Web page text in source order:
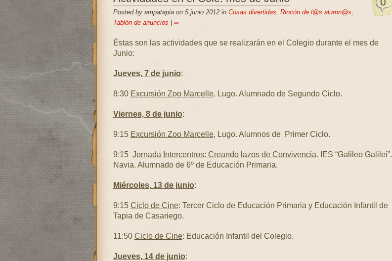
Posted by ampatapia on 5 junio 2012 in Cosas divertidas, Rincón de l@s alumn@s,
Tablón de anuncios
∞
Éstas son las actividades que se realizarán en el Colegio durante el mes de
Junio:
Jueves, 7 de junio:
8:30 Excursión Zoo Marcelle, Lugo. Alumnado de Segundo Ciclo.
Viernes, 8 de junio:
9:15 Excursión Zoo Marcelle, Lugo. Alumnos de Primer Ciclo.
9:15 Jornada Intercentros: Creando lazos de Convivencia. IES “Galileo Galilei”.
Navia. Alumnado de 6º de Educación Primaria.
Miércoles, 13 de junio:
9:15 Ciclo de Cine: Tercer Ciclo de Educación Primaria y Educación Infantil de
Tapia de Casariego.
11:50 Ciclo de Cine: Educación Infantil del Colegio.
Jueves, 14 de junio: